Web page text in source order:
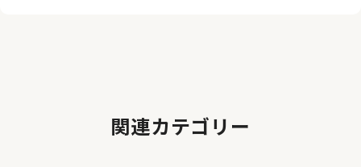
関連カテゴリー